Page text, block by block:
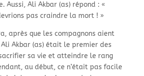
Aussi, Ali Akbar (as) répond : «
pas craindre la mort ! »
après que les compagnons aient
Akbar (as) était le premier des
sa vie et atteindre le rang
au début, ce n’était pas facile